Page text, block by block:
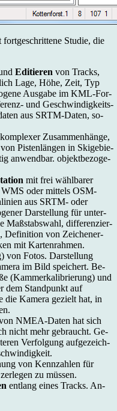
fort­ge­schrit­te­ne Stu­die, die
Edi­tie­ren von Tracks,
La­ge, Hö­he, Zeit, Typ
Aus­ga­be im KML-For­
und Ge­schwin­dig­keits­
aus SRTM-Daten, so­
Zu­sam­men­hän­ge,
Pis­ten­län­gen in Ski­ge­bie­
an­wend­bar. ob­jekt­be­zo­ge­
mit frei wähl­ba­rer
oder mit­tels OSM-
aus SRTM- oder
Dar­stel­lung für un­ter­
Maß­stabs­wahl, dif­fe­ren­zier­
De­fi­ni­ti­on von Zei­che­n­er­
mit Kar­ten­rah­men.
von Fo­tos. Dar­stel­lung
im Bild spei­chert. Be­
(Kam­mer­ka­li­brie­rung) und
dem Stand­punkt auf
die Ka­me­ra ge­zielt hat, in
NMEA-Daten hat sich
nicht mehr ge­braucht. Ge­
Ver­fol­gung auf­ge­zeich­
von Kenn­zah­len für
zu müs­sen.
ent­lang ei­nes Tracks. An­